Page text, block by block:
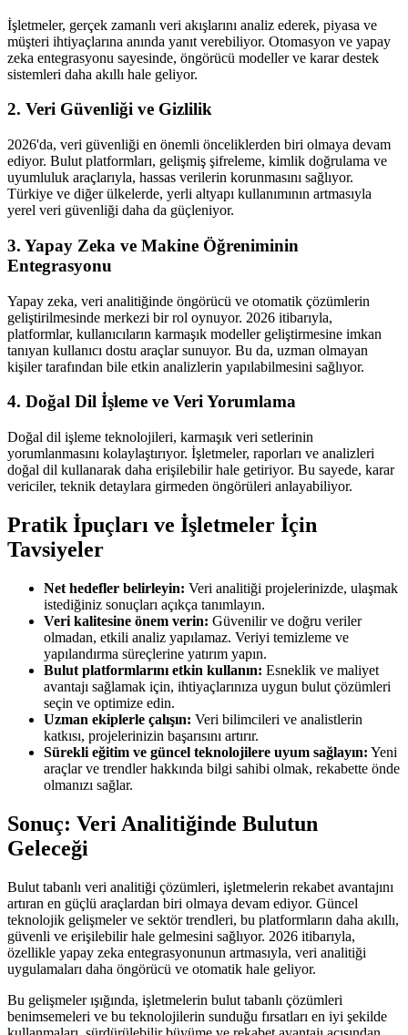
İşletmeler, gerçek zamanlı veri akışlarını analiz ederek, piyasa ve
müşteri ihtiyaçlarına anında yanıt verebiliyor. Otomasyon ve yapay
zeka entegrasyonu sayesinde, öngörücü modeller ve karar destek
sistemleri daha akıllı hale geliyor.
2. Veri Güvenliği ve Gizlilik
2026'da, veri güvenliği en önemli önceliklerden biri olmaya devam
ediyor. Bulut platformları, gelişmiş şifreleme, kimlik doğrulama ve
uyumluluk araçlarıyla, hassas verilerin korunmasını sağlıyor.
Türkiye ve diğer ülkelerde, yerli altyapı kullanımının artmasıyla
yerel veri güvenliği daha da güçleniyor.
3. Yapay Zeka ve Makine Öğreniminin
Entegrasyonu
Yapay zeka, veri analitiğinde öngörücü ve otomatik çözümlerin
geliştirilmesinde merkezi bir rol oynuyor. 2026 itibarıyla,
platformlar, kullanıcıların karmaşık modeller geliştirmesine imkan
tanıyan kullanıcı dostu araçlar sunuyor. Bu da, uzman olmayan
kişiler tarafından bile etkin analizlerin yapılabilmesini sağlıyor.
4. Doğal Dil İşleme ve Veri Yorumlama
Doğal dil işleme teknolojileri, karmaşık veri setlerinin
yorumlanmasını kolaylaştırıyor. İşletmeler, raporları ve analizleri
doğal dil kullanarak daha erişilebilir hale getiriyor. Bu sayede, karar
vericiler, teknik detaylara girmeden öngörüleri anlayabiliyor.
Pratik İpuçları ve İşletmeler İçin
Tavsiyeler
Net hedefler belirleyin: Veri analitiği projelerinizde, ulaşmak
istediğiniz sonuçları açıkça tanımlayın.
Veri kalitesine önem verin: Güvenilir ve doğru veriler
olmadan, etkili analiz yapılamaz. Veriyi temizleme ve
yapılandırma süreçlerine yatırım yapın.
Bulut platformlarını etkin kullanın: Esneklik ve maliyet
avantajı sağlamak için, ihtiyaçlarınıza uygun bulut çözümleri
seçin ve optimize edin.
Uzman ekiplerle çalışın: Veri bilimcileri ve analistlerin
katkısı, projelerinizin başarısını artırır.
Sürekli eğitim ve güncel teknolojilere uyum sağlayın: Yeni
araçlar ve trendler hakkında bilgi sahibi olmak, rekabette önde
olmanızı sağlar.
Sonuç: Veri Analitiğinde Bulutun
Geleceği
Bulut tabanlı veri analitiği çözümleri, işletmelerin rekabet avantajını
artıran en güçlü araçlardan biri olmaya devam ediyor. Güncel
teknolojik gelişmeler ve sektör trendleri, bu platformların daha akıllı,
güvenli ve erişilebilir hale gelmesini sağlıyor. 2026 itibarıyla,
özellikle yapay zeka entegrasyonunun artmasıyla, veri analitiği
uygulamaları daha öngörücü ve otomatik hale geliyor.
Bu gelişmeler ışığında, işletmelerin bulut tabanlı çözümleri
benimsemeleri ve bu teknolojilerin sunduğu fırsatları en iyi şekilde